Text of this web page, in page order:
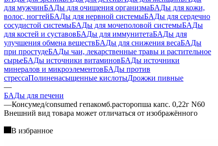
для мужчинБАДы для очищения организмаБАДы для кожи,
волос, ногтейБАДы для нервной системыБАДы для сердечно
сосудистой системыБАДы для мочеполовой системыБАДы
для костей и суставовБАДы для иммунитетаБАДы для
улучшения обмена веществБАДы для снижения весаБАДы
при простудеБАДы чаи, лекарственные травы и растительное
сырьеБАДы источники витаминовБАДы источники
минералов и микроэлементовБАДы против
стрессаПолиненасыщенные кислотыДрожжи пивные
—
БАДы для печени
—Консумед/consumed гепакомб.расторопша капс. 0,22г N60
Bнешний вид товара может отличаться от изображённого
В избранное